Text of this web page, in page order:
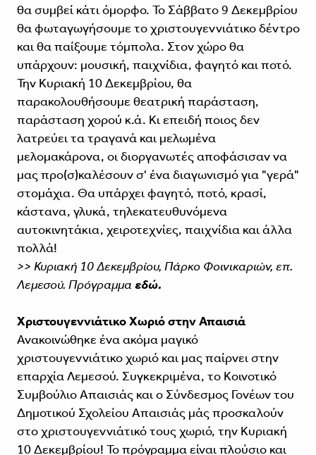
θα συμβεί κάτι όμορφο. Το Σάββατο 9 Δεκεμβρίου
θα φωταγωγήσουμε το χριστουγεννιάτικο δέντρο
και θα παίξουμε τόμπολα. Στον χώρο θα
υπάρχουν: μουσική, παιχνίδια, φαγητό και ποτό.
Την Κυριακή 10 Δεκεμβρίου, θα
παρακολουθήσουμε θεατρική παράσταση,
παράσταση χορού κ.ά. Κι επειδή ποιος δεν
λατρεύει τα τραγανά και μελωμένα
μελομακάρονα, οι διοργανωτές αποφάσισαν να
μας προ(σ)καλέσουν σ' ένα διαγωνισμό για "γερά"
στομάχια. Θα υπάρχει φαγητό, ποτό, κρασί,
κάστανα, γλυκά, τηλεκατευθυνόμενα
αυτοκινητάκια, χειροτεχνίες, παιχνίδια και άλλα
πολλά!
>> Κυριακή 10 Δεκεμβρίου, Πάρκο Φοινικαριών, επ.
Λεμεσού. Πρόγραμμα εδώ.
Χριστουγεννιάτικο Χωριό στην Απαισιά
Ανακοινώθηκε ένα ακόμα μαγικό
χριστουγεννιάτικο χωριό και μας παίρνει στην
επαρχία Λεμεσού. Συγκεκριμένα, το Κοινοτικό
Συμβούλιο Απαισιάς και ο Σύνδεσμος Γονέων του
Δημοτικού Σχολείου Απαισιάς μάς προσκαλούν
στο χριστουγεννιάτικό τους χωριό, την Κυριακή
10 Δεκεμβρίου! Το πρόγραμμα είναι πλούσιο και